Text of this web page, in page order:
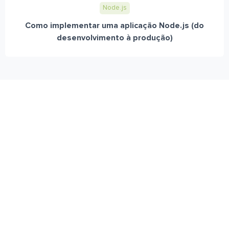
Node.js
Como implementar uma aplicação Node.js (do
desenvolvimento à produção)